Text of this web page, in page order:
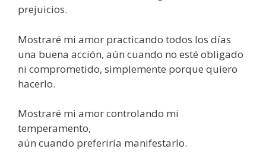
prejuicios.
Mostraré mi amor practicando todos los días
una buena acción, aún cuando no esté obligado
ni comprometido, simplemente porque quiero
hacerlo.
Mostraré mi amor controlando mi
temperamento,
aún cuando preferiría manifestarlo.